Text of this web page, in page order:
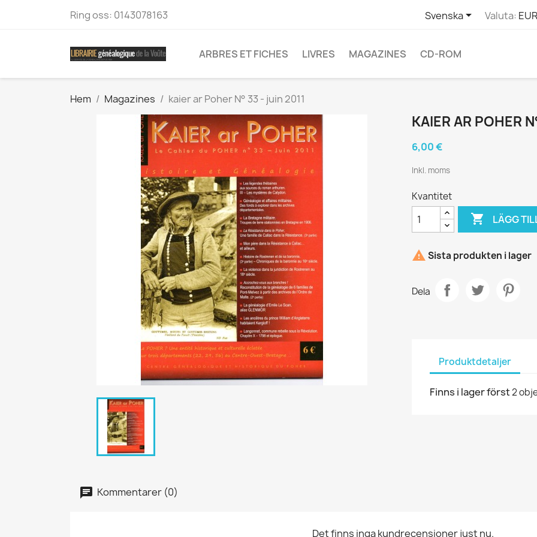
Ring oss: 0143078163 Svenska Valuta:
ARBRES ET FICHES LIVRES MAGAZINES CD-ROM
Hem Magazines kaier ar Poher N° 33 - juin 2011
KAIER AR POHER
6,00 €
Inkl. moms
Kvantitet
 LÄGG
 Sista produkten i lager
Dela
Produktdetaljer
Finns i lager först2
Kommentarer (0)
Det finns inga kundrecensioner just nu.